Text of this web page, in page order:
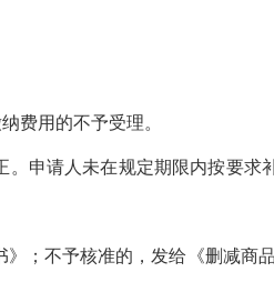
费用的不予受理。
申请人未在规定期限内按要求
》；不予核准的，发给《删减商品